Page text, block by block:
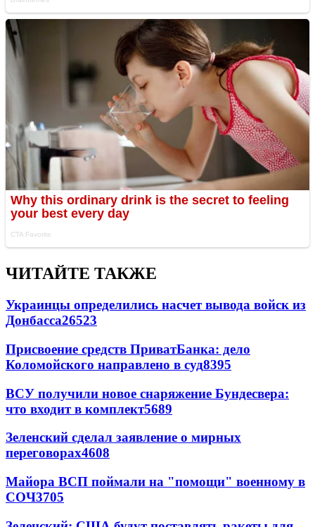
ЧИТАЙТЕ ТАКЖЕ
Украинцы определились насчет вывода войск из
Донбасса26523
Присвоение средств ПриватБанка: дело
Коломойского направлено в суд8395
ВСУ получили новое снаряжение Бундесвера:
что входит в комплект5689
Зеленский сделал заявление о мирных
переговорах4608
Майора ВСП поймали на "помощи" военному в
СОЧ3705